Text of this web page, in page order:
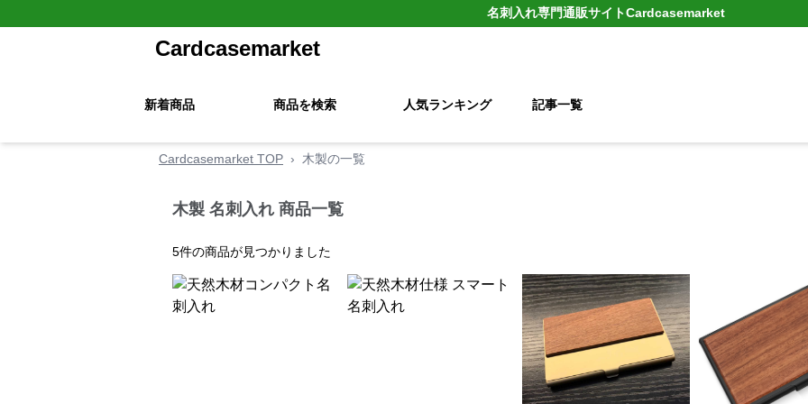
名刺入れ専門通販サイトCardcasemarket
Cardcasemarket
新着商品 商品を検索 人気ランキング 記事一覧
Cardcasemarket TOP › 木製の一覧
木製 名刺入れ 商品一覧
5件の商品が見つかりました